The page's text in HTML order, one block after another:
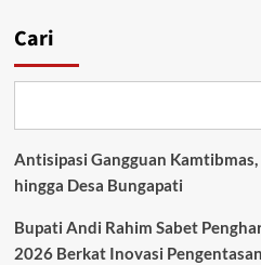
Cari
Antisipasi Gangguan
hingga Desa Bungapati
Bupati Andi Rahim Sabet
2026 Berkat Inovasi